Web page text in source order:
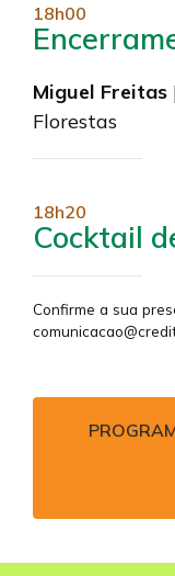
18h00
Miguel Freitas
Florestas
18h20
Cocktail
Confirme a sua